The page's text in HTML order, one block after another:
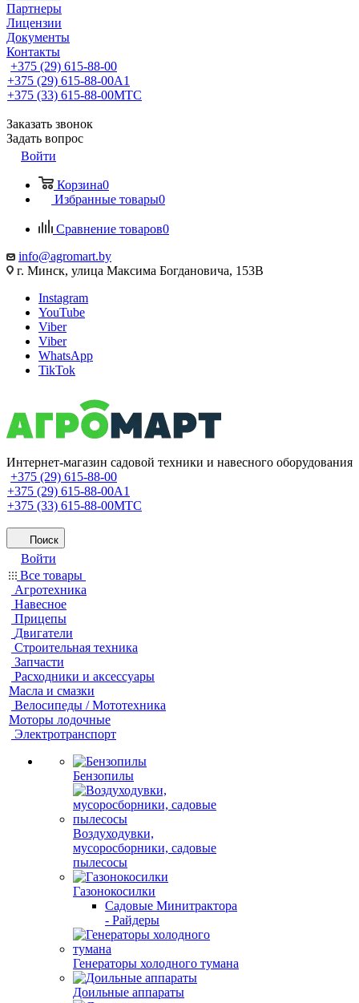
Партнеры
Лицензии
Документы
Контакты
+375 (29) 615-88-00
+375 (29) 615-88-00A1
+375 (33) 615-88-00МТС
Заказать звонок
Задать вопрос
Войти
Корзина0
Избранные товары0
Сравнение товаров0
info@agromart.by
г. Минск, улица Максима Богдановича, 153В
Instagram
YouTube
Viber
Viber
WhatsApp
TikTok
Интернет-магазин садовой техники и навесного оборудования
+375 (29) 615-88-00
+375 (29) 615-88-00A1
+375 (33) 615-88-00МТС
Поиск
Войти
Все товары
Агротехника
Навесное
Прицепы
Двигатели
Строительная техника
Запчасти
Расходники и аксессуары
Масла и смазки
Велосипеды / Мототехника
Моторы лодочные
Электротранспорт
Бензопилы
Воздуходувки,
мусоросборники, cадовые
пылесосы
Газонокосилки
Садовые Минитрактора
- Райдеры
Генераторы холодного тумана
Доильные аппараты